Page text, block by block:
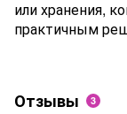
или хранения,
практичным
Отзывы 3